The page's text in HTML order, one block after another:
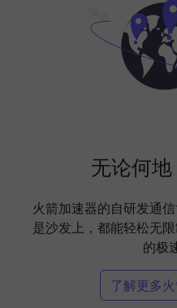
无论何
火箭加速器的自研发通
是沙发上，都能轻松无
的极
了解更多